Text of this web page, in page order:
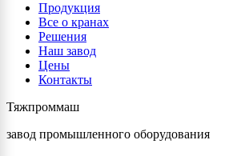
Продукция
Все о кранах
Решения
Наш завод
Цены
Контакты
Тяжпроммаш
завод промышленного оборудования